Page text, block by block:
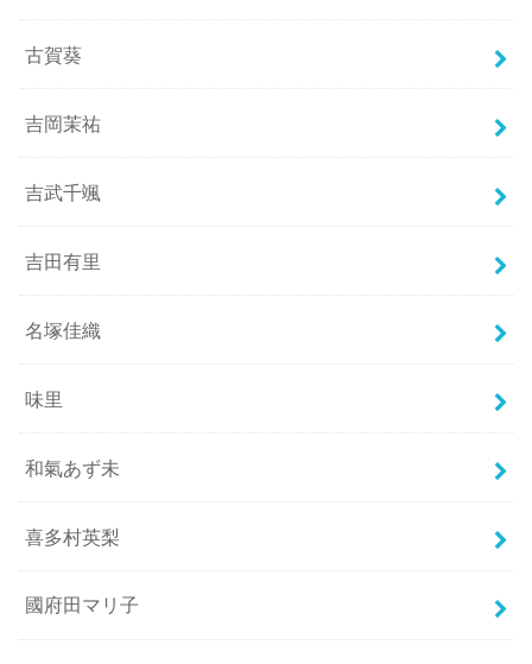
古賀葵
吉岡茉祐
吉武千颯
吉田有里
名塚佳織
味里
和氣あず未
喜多村英梨
國府田マリ子